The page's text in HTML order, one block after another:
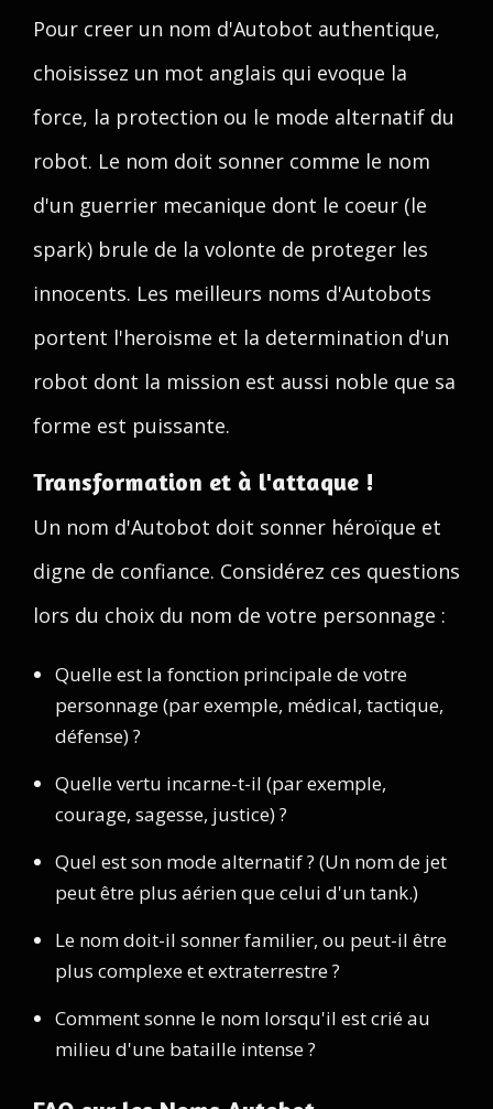
Pour creer un nom d'Autobot authentique,
choisissez un mot anglais qui evoque la
force, la protection ou le mode alternatif du
robot. Le nom doit sonner comme le nom
d'un guerrier mecanique dont le coeur (le
spark) brule de la volonte de proteger les
innocents. Les meilleurs noms d'Autobots
portent l'heroisme et la determination d'un
robot dont la mission est aussi noble que sa
forme est puissante.
Transformation et à l'attaque !
Un nom d'Autobot doit sonner héroïque et
digne de confiance. Considérez ces questions
lors du choix du nom de votre personnage :
Quelle est la fonction principale de votre
personnage (par exemple, médical, tactique,
défense) ?
Quelle vertu incarne-t-il (par exemple,
courage, sagesse, justice) ?
Quel est son mode alternatif ? (Un nom de jet
peut être plus aérien que celui d'un tank.)
Le nom doit-il sonner familier, ou peut-il être
plus complexe et extraterrestre ?
Comment sonne le nom lorsqu'il est crié au
milieu d'une bataille intense ?